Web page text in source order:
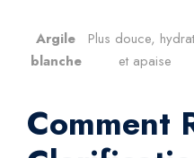
Argile
blanche
Plus douce,
et apaise
Comment